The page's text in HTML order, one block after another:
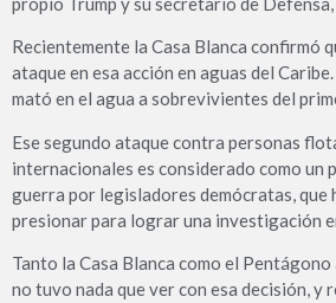
Recientemente la Casa Blanca confirmó
ataque en esa acción en aguas del
mató en el agua a sobrevivientes del
Ese segundo ataque contra personas
internacionales es considerado como un
guerra por legisladores demócratas, que
presionar para lograr una investigación
Tanto la Casa Blanca como el
no tuvo nada que ver con esa decisión, y